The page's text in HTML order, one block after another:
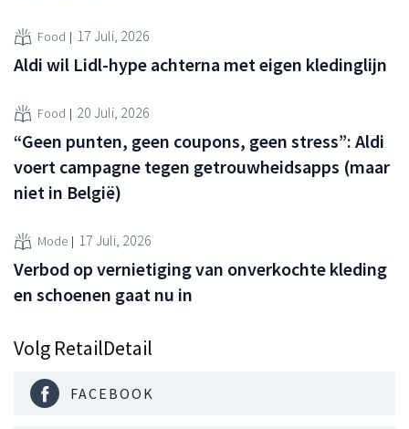
Food 17 Juli, 2026
Aldi wil Lidl-hype achterna met eigen kledinglijn
Food 20 Juli, 2026
“Geen punten, geen coupons, geen stress”: Aldi
voert campagne tegen getrouwheidsapps (maar
niet in België)
Mode 17 Juli, 2026
Verbod op vernietiging van onverkochte kleding
en schoenen gaat nu in
Volg RetailDetail
FACEBOOK